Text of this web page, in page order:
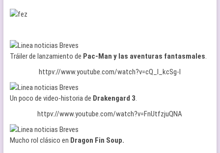
Tráiler de lanzamiento de Pac-Man y las aventuras fantasmales.
httpv://www.youtube.com/watch?v=cQ_l_kcSg-I
Un poco de video-historia de Drakengard 3.
httpv://www.youtube.com/watch?v=FnUtfzjuQNA
Mucho rol clásico en Dragon Fin Soup.